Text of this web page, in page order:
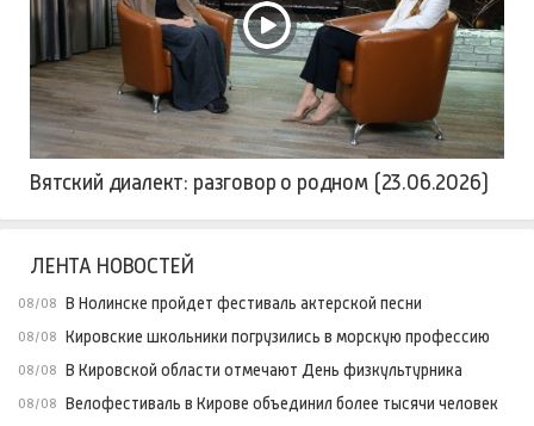
Вятский диалект: разговор о родном (23.06.2026)
ЛЕНТА НОВОСТЕЙ
08/08 В Нолинске пройдет фестиваль актерской песни
08/08 Кировские школьники погрузились в морскую профессию
08/08 В Кировской области отмечают День физкультурника
08/08 Велофестиваль в Кирове объединил более тысячи человек